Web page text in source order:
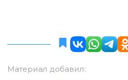
Материал добавил: